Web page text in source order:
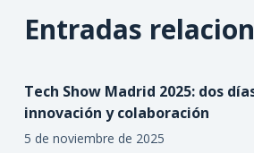
Entradas
Tech Show Madrid 2025: dos
innovación y colaboración
5 de noviembre de 2025